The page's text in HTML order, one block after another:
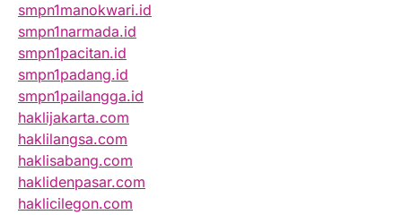
smpn1manokwari.id
smpn1narmada.id
smpn1pacitan.id
smpn1padang.id
smpn1pailangga.id
haklijakarta.com
haklilangsa.com
haklisabang.com
haklidenpasar.com
haklicilegon.com